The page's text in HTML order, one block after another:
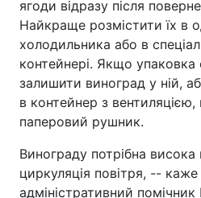
ягоди відразу після
Найкраще розмістити їх в
холодильника або в
контейнері. Якщо
залишити виноград у ній,
в контейнер з
паперовий рушник.
Винограду потрібна висока
циркуляція повітря, --
адміністративний